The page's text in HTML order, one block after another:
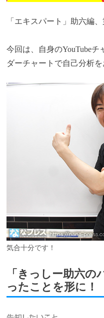
「エキスパート」助六編、
今回は、自身のYouTube
ダーチャートで自己分析を
気合十分です！
「きっしー助六
ったことを形に！